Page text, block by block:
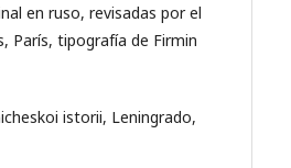
en ruso, revisadas por el
París, tipografía de Firmin
istorii, Leningrado,